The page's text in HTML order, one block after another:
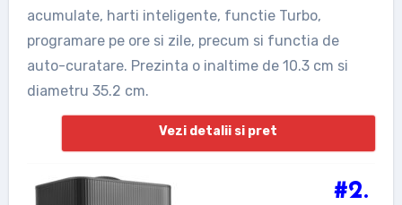
acumulate, harti inteligente, functie Turbo,
programare pe ore si zile, precum si functia de
auto-curatare. Prezinta o inaltime de 10.3 cm si
diametru 35.2 cm.
Vezi detalii si pret
#2.